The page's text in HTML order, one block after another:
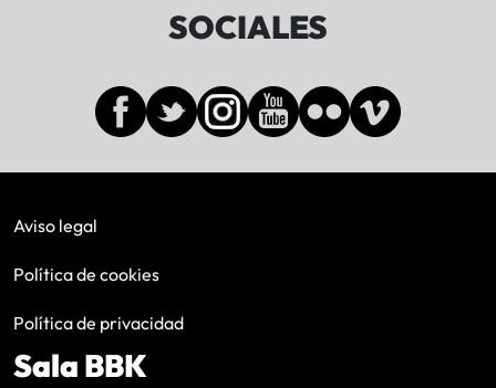
SOCIALES
Aviso legal
Política de cookies
Política de privacidad
Sala BBK